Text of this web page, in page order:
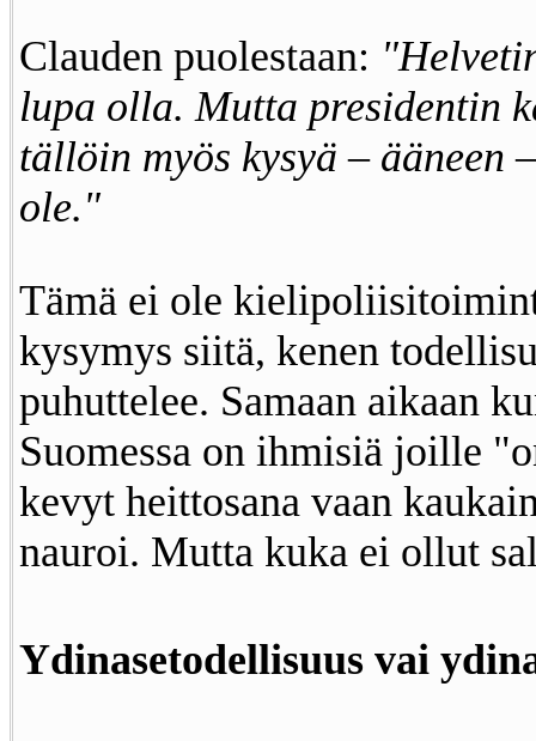
Clauden puolestaan:
lupa olla. Mutta presidentin
tällöin myös kysyä – ääneen
ole."
Tämä ei ole
kysymys siitä, kenen
puhuttelee. Samaan aikaan
Suomessa on ihmisiä joille
kevyt heittosana vaan
nauroi. Mutta kuka ei ollut
Ydinasetodellisuus vai